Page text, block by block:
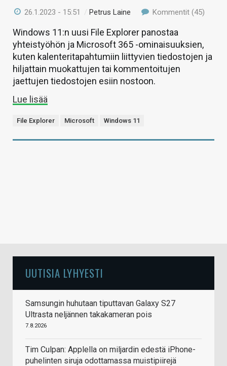
26.1.2023 - 15:51 /Petrus Laine Kommentit (45)
Windows 11:n uusi File Explorer panostaa
yhteistyöhön ja Microsoft 365 -ominaisuuksien,
kuten kalenteritapahtumiin liittyvien tiedostojen ja
hiljattain muokattujen tai kommentoitujen
jaettujen tiedostojen esiin nostoon.
Lue lisää
File Explorer Microsoft Windows 11
UUTISIA LYHYESTI
Samsungin huhutaan tiputtavan Galaxy S27
Ultrasta neljännen takakameran pois
7.8.2026
Tim Culpan: Applella on miljardin edestä iPhone-
puhelinten siruja odottamassa muistipiirejä